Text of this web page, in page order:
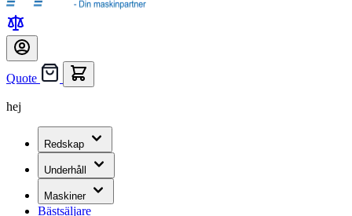
Quote
hej
Redskap
Underhåll
Maskiner
Bästsäljare